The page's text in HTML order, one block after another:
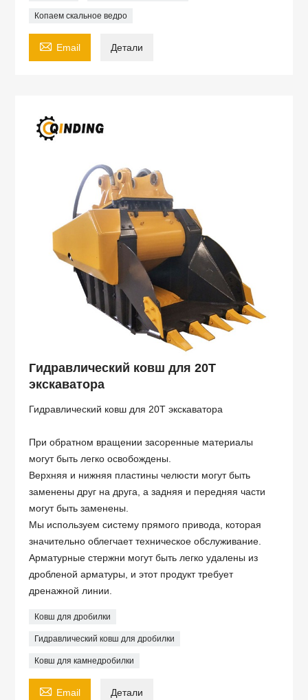
Копаем скальное ведро
 Email Детали
Гидравлический ковш для 20T
экскаватора
Гидравлический ковш для 20T экскаватора
При обратном вращении засоренные материалы
могут быть легко освобождены.
Верхняя и нижняя пластины челюсти могут быть
заменены друг на друга, а задняя и передняя части
могут быть заменены.
Мы используем систему прямого привода, которая
значительно облегчает техническое обслуживание.
Арматурные стержни могут быть легко удалены из
дробленой арматуры, и этот продукт требует
дренажной линии.
Ковш для дробилки
Гидравлический ковш для дробилки
Ковш для камнедробилки
 Email Детали